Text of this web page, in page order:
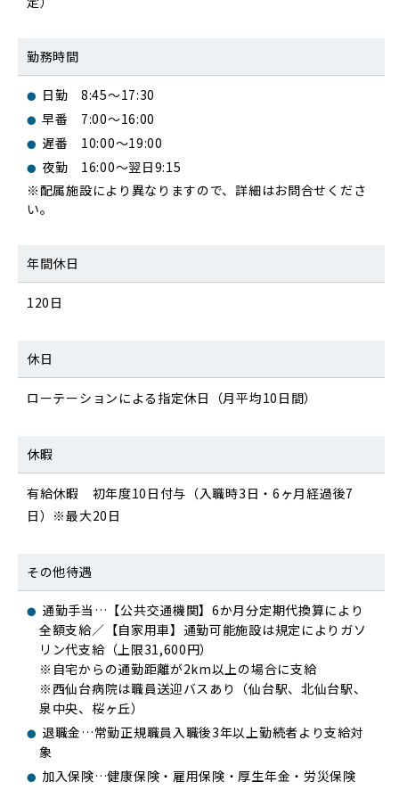
勤務時間
日勤 8:45～17:30
早番 7:00～16:00
遅番 10:00～19:00
夜勤 16:00～翌日9:15
※配属施設により異なりますので、詳細はお問合せくださ
い。
年間休日
120日
休日
ローテーションによる指定休日（月平均10日間）
休暇
有給休暇 初年度10日付与（入職時3日・6ヶ月経過後7
日）※最大20日
その他待遇
通勤手当…【公共交通機関】6か月分定期代換算により
全額支給／【自家用車】通勤可能施設は規定によりガソ
リン代支給（上限31,600円）
※自宅からの通勤距離が2km以上の場合に支給
※西仙台病院は職員送迎バスあり（仙台駅、北仙台駅、
泉中央、桜ヶ丘）
退職金…常勤正規職員入職後3年以上勤続者より支給対
象
加入保険…健康保険・雇用保険・厚生年金・労災保険